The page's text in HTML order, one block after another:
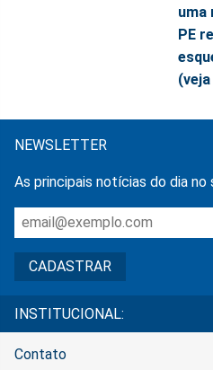
uma
PE
NEWSLETTER
As principais notícias do dia no
INSTITUCIONAL:
Contato